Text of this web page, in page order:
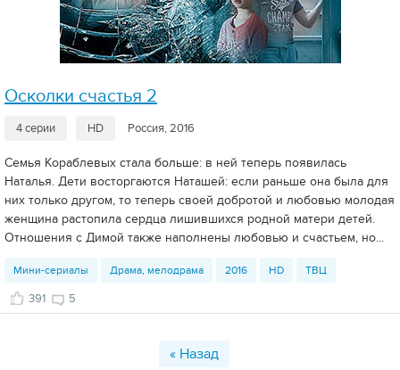
Осколки счастья 2
4 серии HD Россия, 2016
Семья Кораблевых стала больше: в ней теперь появилась
Наталья. Дети восторгаются Наташей: если раньше она была для
них только другом, то теперь своей добротой и любовью молодая
женщина растопила сердца лишившихся родной матери детей.
Отношения с Димой также наполнены любовью и счастьем, но...
Мини-сериалы Драма, мелодрама 2016 HD ТВЦ
391 5
« Назад